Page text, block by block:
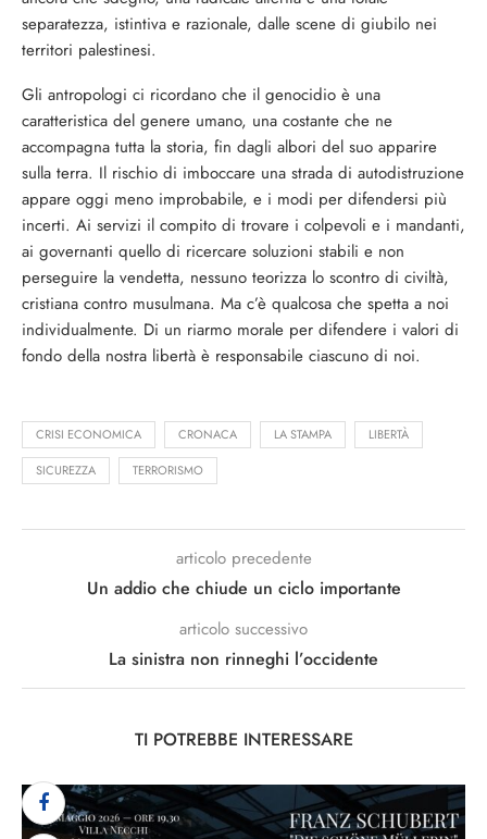
separatezza, istintiva e razionale, dalle scene di giubilo nei
territori palestinesi.
Gli antropologi ci ricordano che il genocidio è una
caratteristica del genere umano, una costante che ne
accompagna tutta la storia, fin dagli albori del suo apparire
sulla terra. Il rischio di imboccare una strada di autodistruzione
appare oggi meno improbabile, e i modi per difendersi più
incerti. Ai servizi il compito di trovare i colpevoli e i mandanti,
ai governanti quello di ricercare soluzioni stabili e non
perseguire la vendetta, nessuno teorizza lo scontro di civiltà,
cristiana contro musulmana. Ma c’è qualcosa che spetta a noi
individualmente. Di un riarmo morale per difendere i valori di
fondo della nostra libertà è responsabile ciascuno di noi.
CRISI ECONOMICA CRONACA LA STAMPA LIBERTÀ
SICUREZZA TERRORISMO
articolo precedente
Un addio che chiude un ciclo importante
articolo successivo
La sinistra non rinneghi l’occidente
TI POTREBBE INTERESSARE